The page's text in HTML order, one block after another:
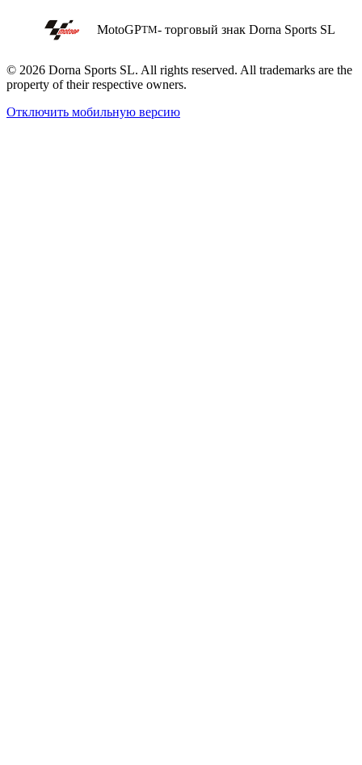
MotoGPTM- торговый знак Dorna Sports SL
© 2026 Dorna Sports SL. All rights reserved. All trademarks are the
property of their respective owners.
Отключить мобильную версию